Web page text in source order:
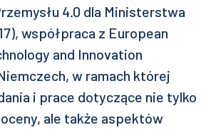
4.0 dla Ministerstwa
współpraca z European
and Innovation
w ramach której
i prace dotyczące nie tylko
ale także aspektów